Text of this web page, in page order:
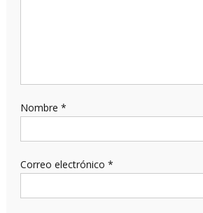
Nombre *
Correo electrónico *